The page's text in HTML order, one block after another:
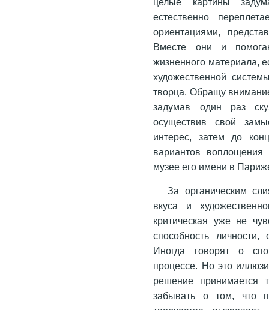
естественно
ориентациями,
Вместе они и
жизненного материала,
художественной
творца. Обращу
задумав один раз
осуществив свой
интерес, затем до
вариантов
музее его имени в
За органическим
вкуса и
критическая уже не
способность
Иногда говорят о
процессе. Но это
решение принимается
забывать о том, что